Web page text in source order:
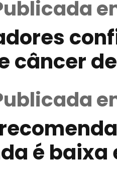
câncer
é baixa